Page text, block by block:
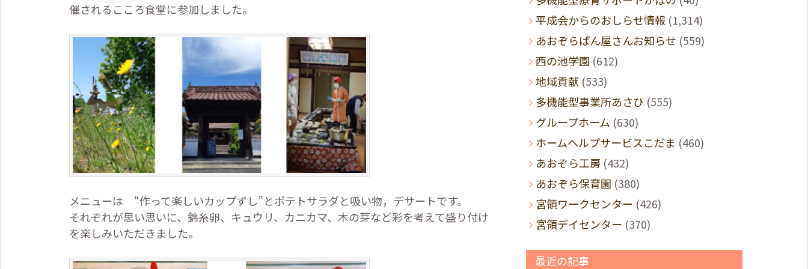
催されるこころ食堂に参加しました。
メニューは “作って楽しいカップずし”とポテトサラダと吸い物，デサートです。
それぞれが思い思いに、錦糸卵、キュウリ、カニカマ、木の芽など彩を考えて盛り付け
を楽しみいただきました。
平成会からのおしらせ情報 (1,314)
あおぞらぱん屋さんお知らせ (559)
西の池学園 (612)
地域貢献 (533)
多機能型事業所あさひ (555)
グループホーム (630)
ホームヘルプサービスこだま (460)
あおぞら工房 (432)
あおぞら保育園 (380)
宮領ワークセンター (426)
宮領デイセンター (370)
最近の記事